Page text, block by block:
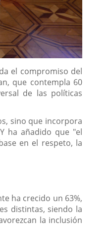
el compromiso del
que contempla 60
de las políticas
sino que incorpora
ha añadido que "el
en el respeto, la
ha crecido un 63%,
distintas, siendo la
la inclusión